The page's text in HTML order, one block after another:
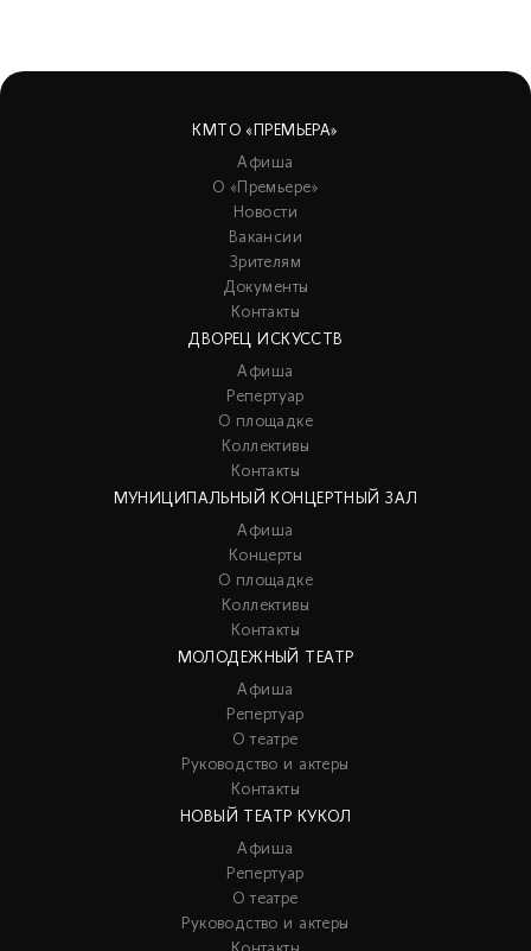
КМТО «ПРЕМЬЕРА»
Афиша
О «Премьере»
Новости
Вакансии
Зрителям
Документы
Контакты
ДВОРЕЦ ИСКУССТВ
Афиша
Репертуар
О площадке
Коллективы
Контакты
МУНИЦИПАЛЬНЫЙ КОНЦЕРТНЫЙ ЗАЛ
Афиша
Концерты
О площадке
Коллективы
Контакты
МОЛОДЕЖНЫЙ ТЕАТР
Афиша
Репертуар
О театре
Руководство и актеры
Контакты
НОВЫЙ ТЕАТР КУКОЛ
Афиша
Репертуар
О театре
Руководство и актеры